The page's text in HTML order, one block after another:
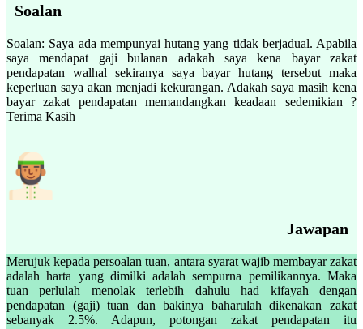
Soalan
Soalan: Saya ada mempunyai hutang yang tidak berjadual. Apabila
saya mendapat gaji bulanan adakah saya kena bayar zakat
pendapatan walhal sekiranya saya bayar hutang tersebut maka
keperluan saya akan menjadi kekurangan. Adakah saya masih kena
bayar zakat pendapatan memandangkan keadaan sedemikian ?
Terima Kasih
Jawapan
Merujuk kepada persoalan tuan, antara syarat wajib membayar zakat
adalah harta yang dimilki adalah sempurna pemilikannya. Maka
tuan perlulah menolak terlebih dahulu had kifayah dengan
pendapatan (gaji) tuan dan bakinya baharulah dikenakan zakat
sebanyak 2.5%. Adapun, potongan zakat pendapatan itu